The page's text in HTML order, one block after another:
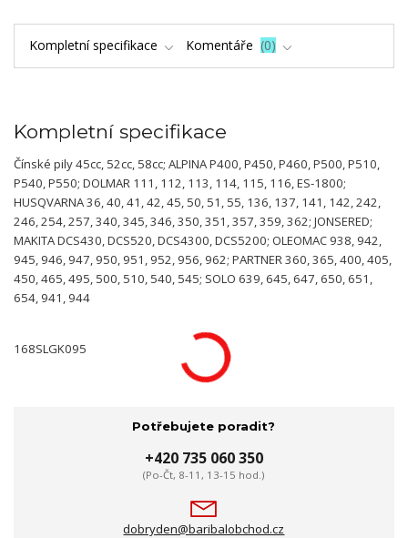
Kompletní specifikace Komentáře 0
Kompletní specifikace
Čínské pily 45cc, 52cc, 58cc; ALPINA P400, P450, P460, P500, P510,
P540, P550; DOLMAR 111, 112, 113, 114, 115, 116, ES-1800;
HUSQVARNA 36, 40, 41, 42, 45, 50, 51, 55, 136, 137, 141, 142, 242,
246, 254, 257, 340, 345, 346, 350, 351, 357, 359, 362; JONSERED;
MAKITA DCS430, DCS520, DCS4300, DCS5200; OLEOMAC 938, 942,
945, 946, 947, 950, 951, 952, 956, 962; PARTNER 360, 365, 400, 405,
450, 465, 495, 500, 510, 540, 545; SOLO 639, 645, 647, 650, 651,
654, 941, 944
168SLGK095
Potřebujete poradit?
+420 735 060 350
(Po-Čt, 8-11, 13-15 hod.)
dobryden@baribalobchod.cz